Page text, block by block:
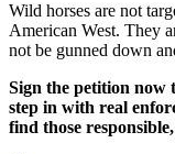
Wild horses are not
American West. They
not be gunned down
Sign the petition now
step in with real
find those